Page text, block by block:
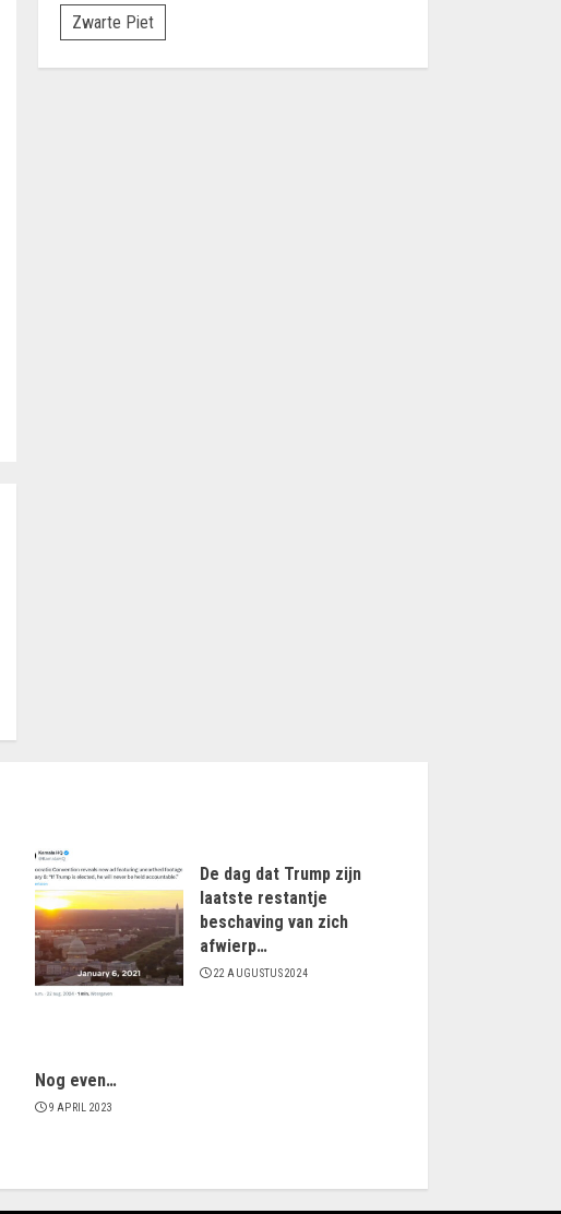
Zwarte Piet
De dag dat Trump zijn
laatste restantje
beschaving van zich
afwierp…
22 AUGUSTUS 2024
Nog even…
9 APRIL 2023